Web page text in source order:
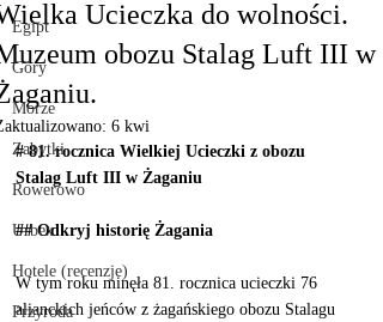
Egipt
Góry
Morze
Zabytki
Rowerowo
Urbex
Hotele (recenzje)
Przyroda
Ucieczka do wolności.
obozu Stalag Luft III w
6 kwi
# 81. rocznica Wielkiej Ucieczki z obozu
Stalag Luft III w Żaganiu
## Odkryj historię Żagania
W tym roku minęła 81. rocznica ucieczki 76
alianckich jeńców z żagańskiego obozu Stalagu